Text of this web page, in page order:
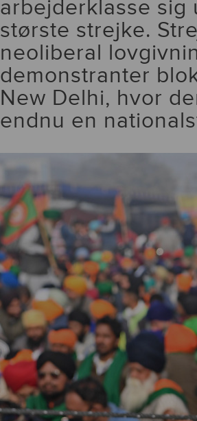
arbejderklasse
største strejke.
neoliberal
demonstranter
New Delhi, hvor
endnu en